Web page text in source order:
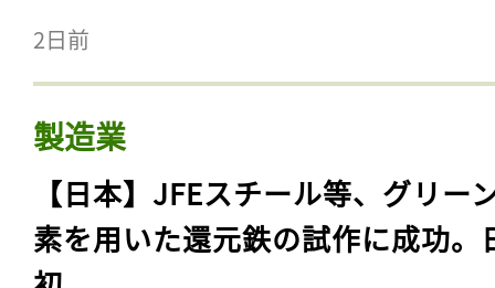
2日前
製造業
【日本】JFEスチール等、グリー
素を用いた還元鉄の試作に成功。